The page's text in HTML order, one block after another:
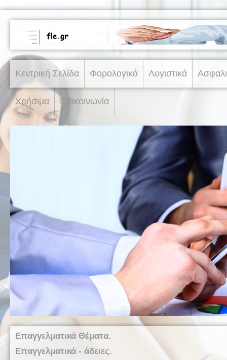
Κεντρική Σελίδα Φορολογικά Λογιστικά
Χρήσιμα Επικοινωνία
Επαγγελματικά Θέματα.
Επαγγελματικά - άδειες.